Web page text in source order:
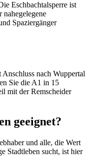
Eschbachtalsperre ist
nahegelegene
Spaziergänger
nach Wuppertal
Sie die A1 in 15
mit der Remscheider
geeignet?
und alle, die Wert
Stadtleben sucht, ist hier